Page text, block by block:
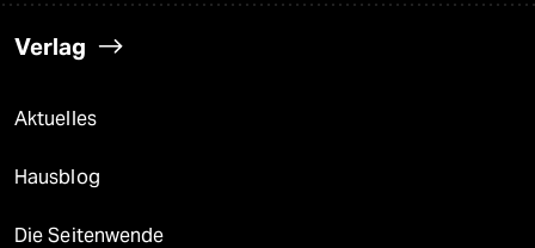
Verlag
Aktuelles
Hausblog
Die Seitenwende